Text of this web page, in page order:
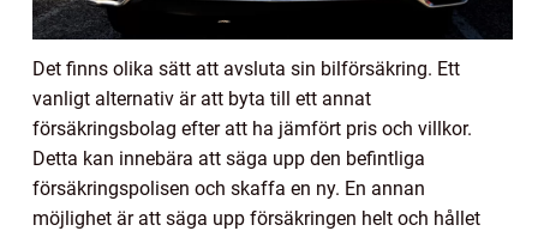
Det finns olika sätt att avsluta sin bilförsäkring. Ett
vanligt alternativ är att byta till ett annat
försäkringsbolag efter att ha jämfört pris och villkor.
Detta kan innebära att säga upp den befintliga
försäkringspolisen och skaffa en ny. En annan
möjlighet är att säga upp försäkringen helt och hållet